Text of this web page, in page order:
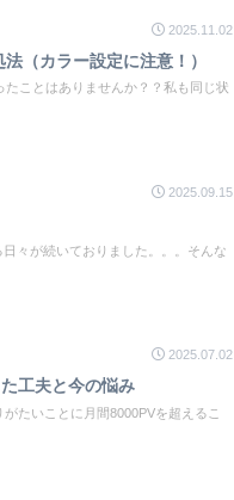
2025.11.02
（カラー設定に注意！）
ことはありませんか？？私も同じ状
2025.09.15
々が続いておりました。。。そんな
2025.07.02
工夫と今の悩み
たいことに月間8000PVを超えるこ